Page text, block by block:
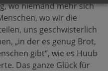
wo niemand mehr sich
wo wir die
uns geschwisterlich
„in der es genug Brot,
gibt“, wie es Huub
Das ganze Glück für